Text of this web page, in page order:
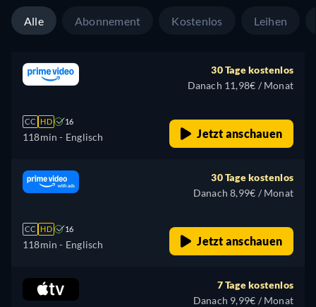
Alle Abonnement Kostenlos Leihen
CC HD 16
118min - Englisch
30 Tage kostenlos
Danach 11,98€ / Monat
Jetzt anschauen
CC HD 16
118min - Englisch
30 Tage kostenlos
Danach 8,99€ / Monat
Jetzt anschauen
7 Tage kostenlos
Danach 9,99€ / Monat